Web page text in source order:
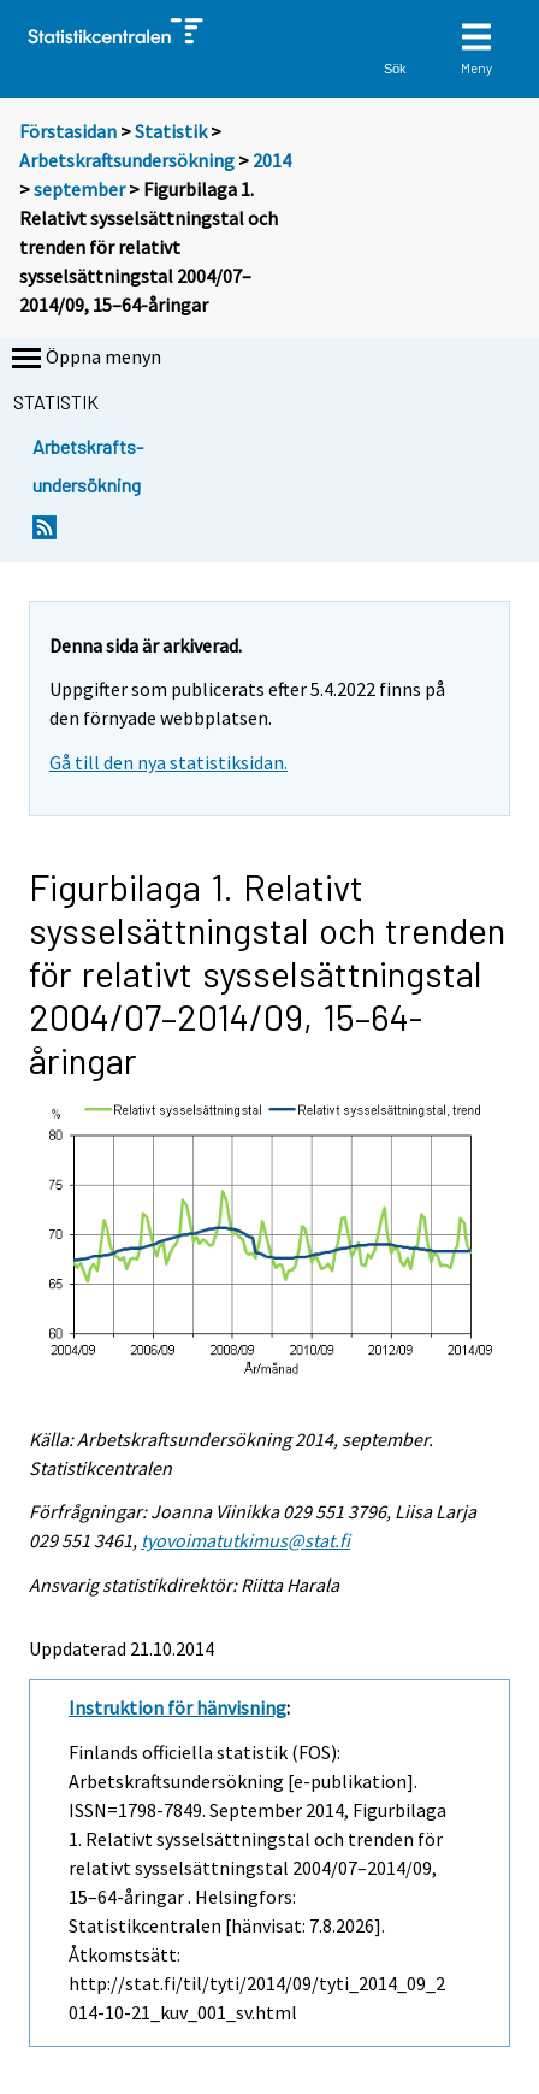
Sök Meny
Förstasidan >Statistik >
Arbetskraftsundersökning > 2014
>september> Figurbilaga 1.
Relativt sysselsättningstal och
trenden för relativt
sysselsättningstal 2004/07–
2014/09, 15–64-åringar
Öppna menyn
STATISTIK
Arbetskrafts-
undersökning
Denna sida är arkiverad.
Uppgifter som publicerats efter 5.4.2022 finns på
den förnyade webbplatsen.
Gå till den nya statistiksidan.
Figurbilaga 1. Relativt
sysselsättningstal och trenden
för relativt sysselsättningstal
2004/07–2014/09, 15–64-
åringar
Källa: Arbetskraftsundersökning 2014, september.
Statistikcentralen
Förfrågningar: Joanna Viinikka 029 551 3796, Liisa Larja
029 551 3461, tyovoimatutkimus@stat.fi
Ansvarig statistikdirektör: Riitta Harala
Uppdaterad 21.10.2014
Instruktion för hänvisning:
Finlands officiella statistik (FOS):
Arbetskraftsundersökning [e-publikation].
ISSN=1798-7849. September 2014, Figurbilaga
1. Relativt sysselsättningstal och trenden för
relativt sysselsättningstal 2004/07–2014/09,
15–64-åringar . Helsingfors:
Statistikcentralen [hänvisat: 7.8.2026].
Åtkomstsätt:
http://stat.fi/til/tyti/2014/09/tyti_2014_09_2
014-10-21_kuv_001_sv.html